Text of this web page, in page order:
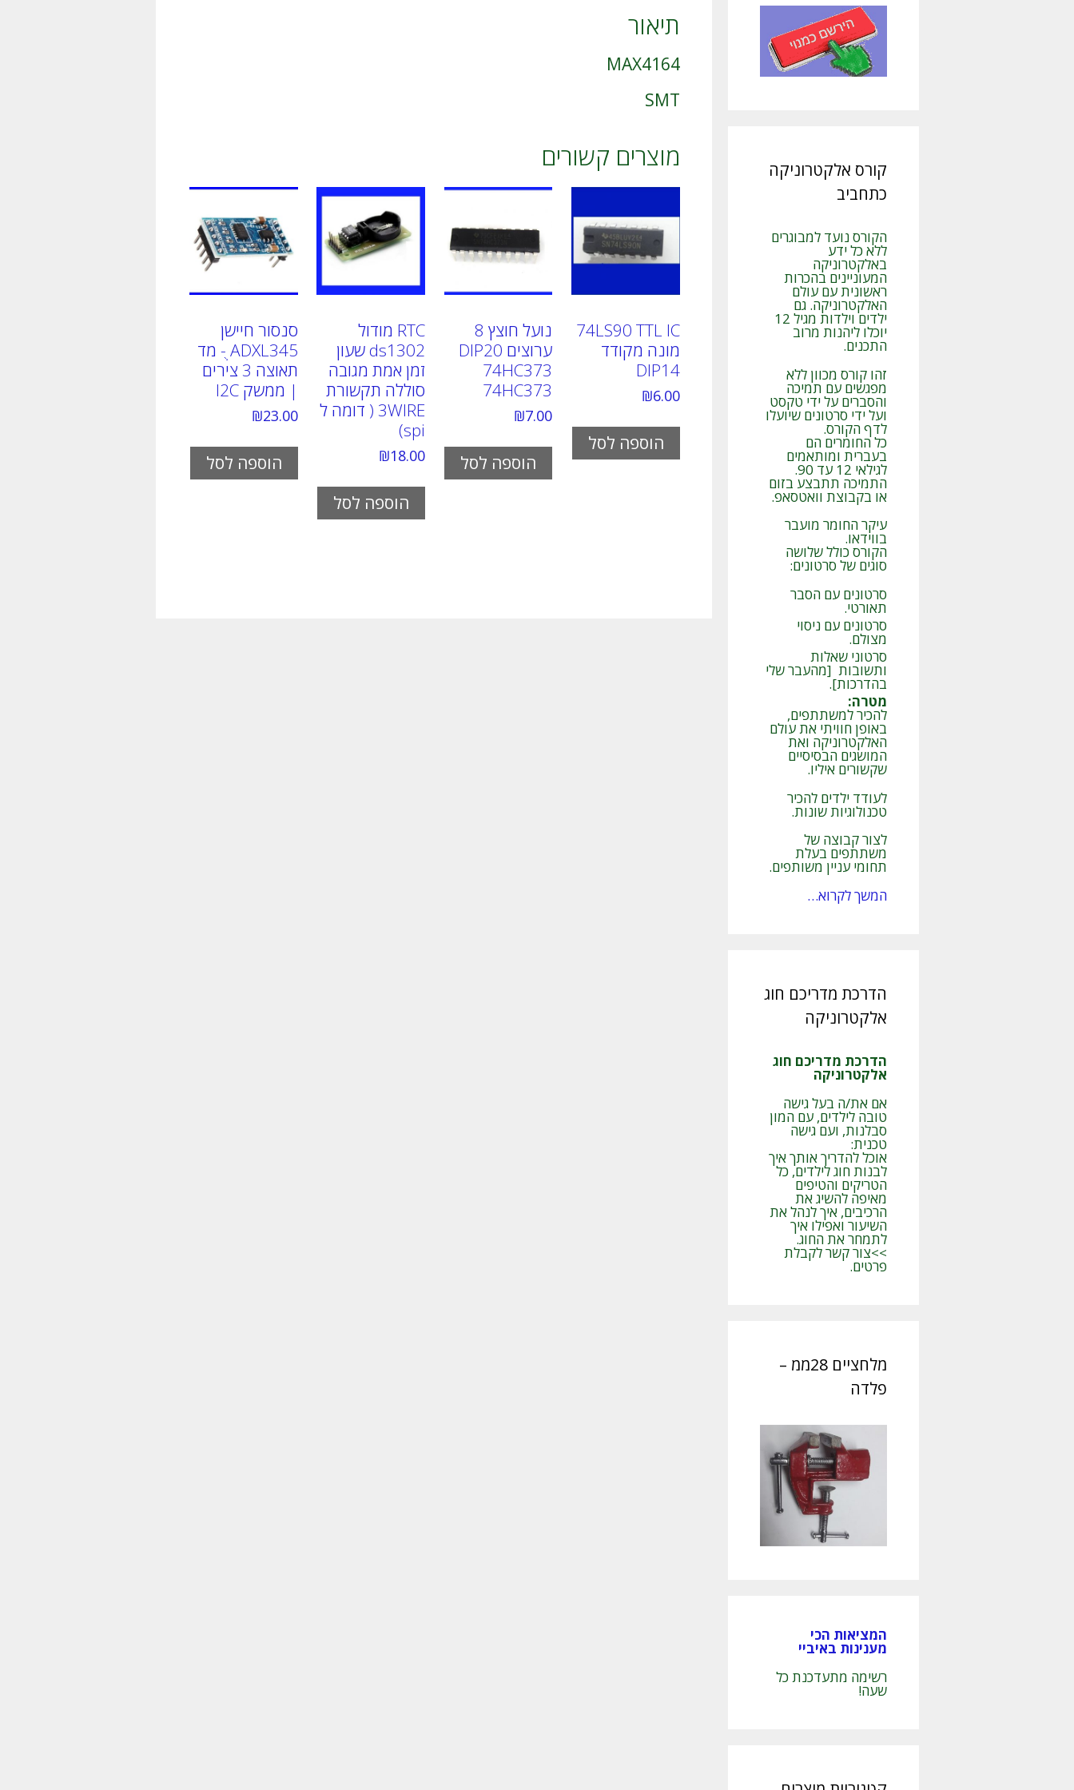
תיאור
MAX4164
SMT
מוצרים קשורים
74LS90 TTL IC
מונה מקודד
DIP14
₪6.00
הוספה לסל
נועל חוצץ 8
ערוצים DIP20
74HC373
74HC373
₪7.00
הוספה לסל
RTC מודול
ds1302 שעון
זמן אמת מגובה
סוללה תקשורת
3WIRE ( דומה ל
spi)
₪18.00
הוספה לסל
סנסור חיישן
ADXL345 ֻ- מד
תאוצה 3 צירים
| ממשק I2C
₪23.00
הוספה לסל
קורס אלקטרוניקה
כתחביב
הקורס נועד למבוגרים
ללא כל ידע
באלקטרוניקה
המעוניינים בהכרות
ראשונית עם עולם
האלקטרוניקה. גם
ילדים וילדות מגיל 12
יוכלו ליהנות מרוב
התכנים.
זהו קורס מכוון ללא
מפגשים עם תמיכה
והסברים על ידי טקסט
ועל ידי סרטונים שיועלו
לדף הקורס.
כל החומרים הם
בעברית ומותאמים
לגילאי 12 עד 90.
התמיכה תתבצע בזום
או בקבוצת וואטסאפ.
עיקר החומר מועבר
בווידאו.
הקורס כולל שלושה
סוגים של סרטונים:
סרטונים עם הסבר
תאורטי.
סרטונים עם ניסוי
מצולם.
סרטוני שאלות
ותשובות [מהעבר שלי
בהדרכות].
מטרה:
להכיר למשתתפים,
באופן חוויתי את עולם
האלקטרוניקה ואת
המושגים הבסיסיים
שקשורים איליו.
לעודד ילדים להכיר
טכנולוגיות שונות.
לצור קבוצה של
משתתפים בעלת
תחומי עניין משותפים.
המשך לקרוא…
הדרכת מדריכם חוג
אלקטרוניקה
הדרכת מדריכם חוג
אלקטרוניקה
אם את/ה בעל גישה
טובה לילדים, עם המון
סבלנות, ועם גישה
טכנית:
אוכל להדריך אותך איך
לבנות חוג לילדים, כל
הטריקים והטיפים
מאיפה להשיג את
הרכיבים, איך לנהל את
השיעור ואפילו איך
לתמחר את החוג.
>>צור קשר לקבלת
פרטים.
מלחציים 28ממ –
פלדה
המציאות הכי
מענינות באיביי
רשימה מתעדכנת כל
שעה!